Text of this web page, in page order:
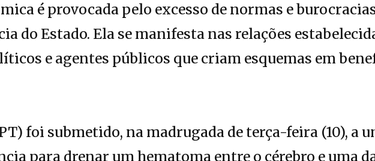
é provocada pelo excesso de normas e
do Estado. Ela se manifesta nas relações
e agentes públicos que criam esquemas em
foi submetido, na madrugada de terça-feira (10), a
para drenar um hematoma entre o cérebro e uma